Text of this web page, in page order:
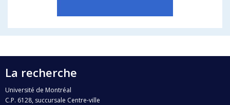
La recherche
Université de Montréal
C.P. 6128, succursale Centre-ville